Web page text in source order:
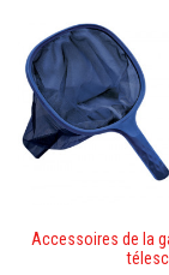
Accessoires de la